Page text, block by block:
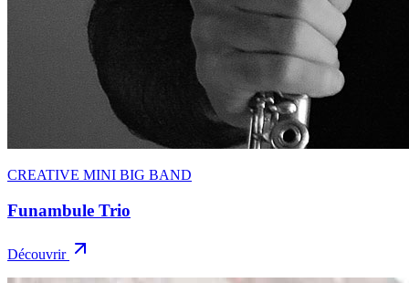
CREATIVE MINI BIG BAND
Funambule Trio
Découvrir